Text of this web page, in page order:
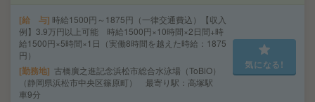
給 与 時給1500円～1875円（一律交通費込）【収入
例】3.9万円以上可能 時給1500円×10時間×2日間+時
給1500円×5時間×1日（実働8時間を越えた時給：1875
円）
勤務地
古橋廣之進記念浜松市総合水泳場（ToBiO）
（静岡県浜松市中央区篠原町） 最寄り駅：高塚駅
車9分
気になる!